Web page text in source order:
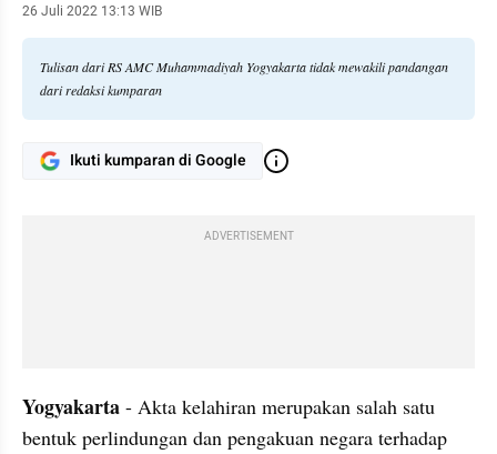
26 Juli 2022 13:13 WIB
Tulisan dari RS AMC Muhammadiyah Yogyakarta tidak mewakili pandangan
dari redaksi kumparan
Ikuti kumparan di Google
ADVERTISEMENT
Yogyakarta - Akta kelahiran merupakan salah satu
bentuk perlindungan dan pengakuan negara terhadap